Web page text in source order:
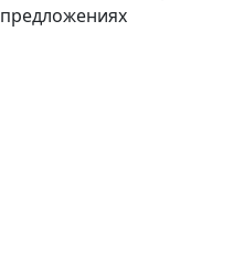
предложениях